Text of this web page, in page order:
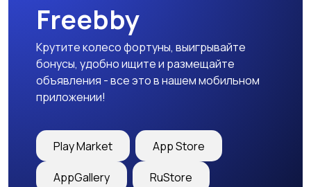
Образование и наука
закупки
Freebby
Крутите колесо фортуны, выигрывайте
бонусы, удобно ищите и размещайте
объявления - все это в нашем мобильном
приложении!
Play Market App Store
AppGallery RuStore